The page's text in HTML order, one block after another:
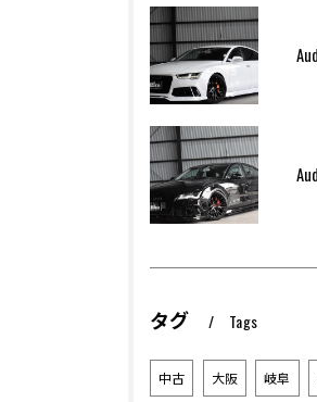
タグ Tags
中古 大阪 岐阜